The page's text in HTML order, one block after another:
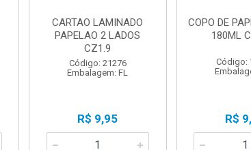
CARTAO LAMINADO
PAPELAO 2 LADOS
CZ1.9
Código: 21276
Embalagem: FL
R$ 9,95
COPO DE
180ML
Código:
R$